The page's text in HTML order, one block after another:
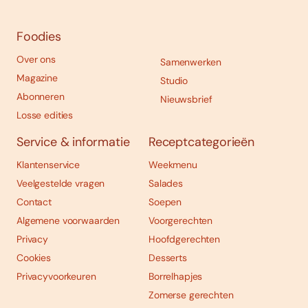
Foodies
Over ons
Magazine
Abonneren
Losse edities
Samenwerken
Studio
Nieuwsbrief
Service & informatie
Klantenservice
Veelgestelde vragen
Contact
Algemene voorwaarden
Privacy
Cookies
Privacyvoorkeuren
Receptcategorieën
Weekmenu
Salades
Soepen
Voorgerechten
Hoofdgerechten
Desserts
Borrelhapjes
Zomerse gerechten